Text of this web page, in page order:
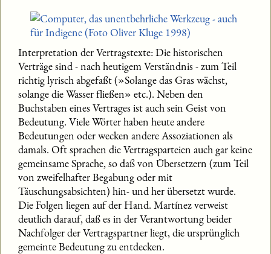
Interpretation der Vertragstexte: Die historischen
Verträge sind - nach heutigem Verständnis - zum Teil
richtig lyrisch abgefaßt (»Solange das Gras wächst,
solange die Wasser fließen» etc.). Neben den
Buchstaben eines Vertrages ist auch sein Geist von
Bedeutung. Viele Wörter haben heute andere
Bedeutungen oder wecken andere Assoziationen als
damals. Oft sprachen die Vertragsparteien auch gar keine
gemeinsame Sprache, so daß von Übersetzern (zum Teil
von zweifelhafter Begabung oder mit
Täuschungsabsichten) hin- und her übersetzt wurde.
Die Folgen liegen auf der Hand. Martínez verweist
deutlich darauf, daß es in der Verantwortung beider
Nachfolger der Vertragspartner liegt, die ursprünglich
gemeinte Bedeutung zu entdecken.